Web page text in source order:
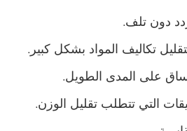
دون تلف.
تكاليف المواد بشكل كبير.
على المدى الطويل.
التي تتطلب تقليل الوزن.